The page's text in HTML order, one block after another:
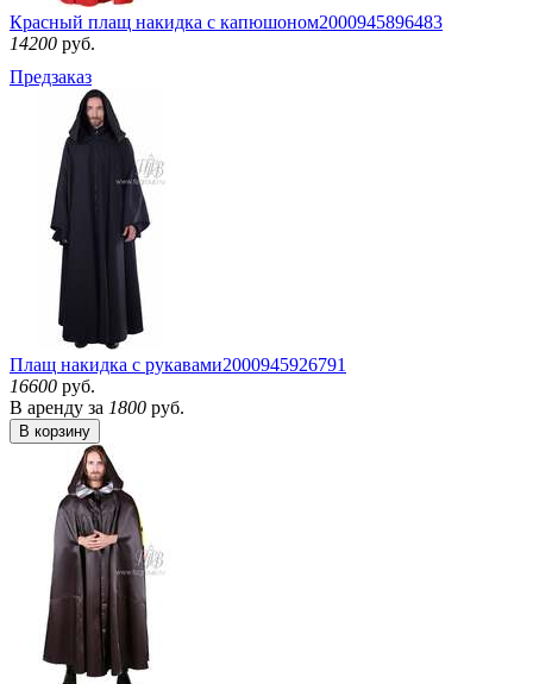
Красный плащ накидка с капюшоном2000945896483
14200 руб.
Предзаказ
Плащ накидка с рукавами2000945926791
16600 руб.
В аренду за 1800 руб.
В корзину